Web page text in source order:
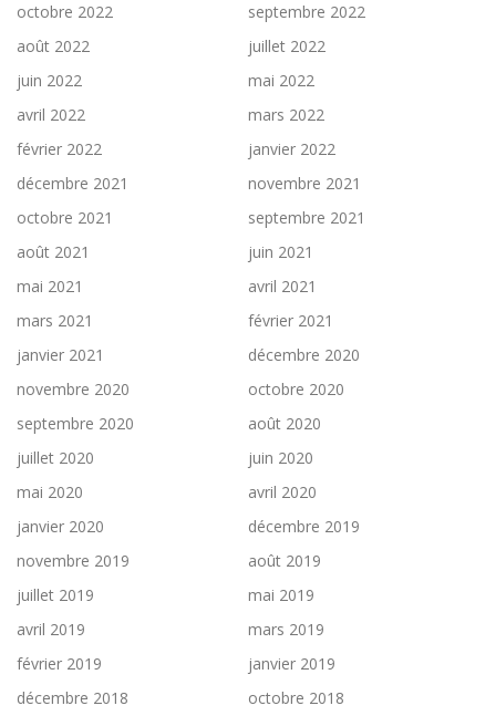
octobre 2022
septembre 2022
août 2022
juillet 2022
juin 2022
mai 2022
avril 2022
mars 2022
février 2022
janvier 2022
décembre 2021
novembre 2021
octobre 2021
septembre 2021
août 2021
juin 2021
mai 2021
avril 2021
mars 2021
février 2021
janvier 2021
décembre 2020
novembre 2020
octobre 2020
septembre 2020
août 2020
juillet 2020
juin 2020
mai 2020
avril 2020
janvier 2020
décembre 2019
novembre 2019
août 2019
juillet 2019
mai 2019
avril 2019
mars 2019
février 2019
janvier 2019
décembre 2018
octobre 2018